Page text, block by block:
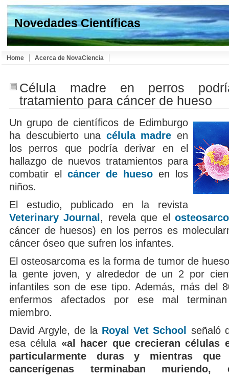
Novedades Científicas
Home Acerca de NovaCiencia
Célula madre en perros
tratamiento para cáncer de hueso
Un grupo de científicos de Edimburgo
ha descubierto una célula madre en
los perros que podría derivar en el
hallazgo de nuevos tratamientos para
combatir el cáncer de hueso en los
niños.
El estudio, publicado en la revista
Veterinary Journal , revela que el
cáncer de huesos) en los perros es
cáncer óseo que sufren los infantes.
El osteosarcoma es la forma de tumor de
la gente joven, y alrededor de un 2 por
infantiles son de ese tipo. Además, más del
enfermos afectados por ese mal
miembro.
David Argyle, de la Royal Vet School
señaló
esa célula «al hacer que crecieran células
particularmente duras y mientras que
cancerígenas terminaban muriendo,